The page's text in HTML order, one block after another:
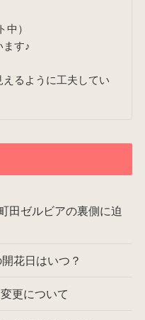
）
す♪
るように工夫してい
田ゼルビアの裏側に迫
花日はいつ？
更について